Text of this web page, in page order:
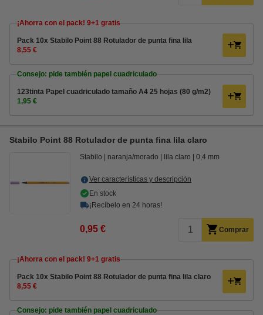
¡Ahorra con el pack! 9+1 gratis
Pack 10x Stabilo Point 88 Rotulador de punta fina lila
8,55 €
Consejo: pide también papel cuadriculado
123tinta Papel cuadriculado tamaño A4 25 hojas (80 g/m2)
1,95 €
Stabilo Point 88 Rotulador de punta fina lila claro
Stabilo naranja/morado lila claro 0,4 mm
Ver características y descripción
En stock
¡Recíbelo en 24 horas!
0,95 € Comprar
¡Ahorra con el pack! 9+1 gratis
Pack 10x Stabilo Point 88 Rotulador de punta fina lila claro
8,55 €
Consejo: pide también papel cuadriculado